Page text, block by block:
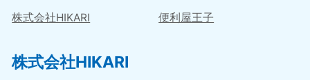
株式会社HIKARI 便利屋王子
株式会社HIKARI